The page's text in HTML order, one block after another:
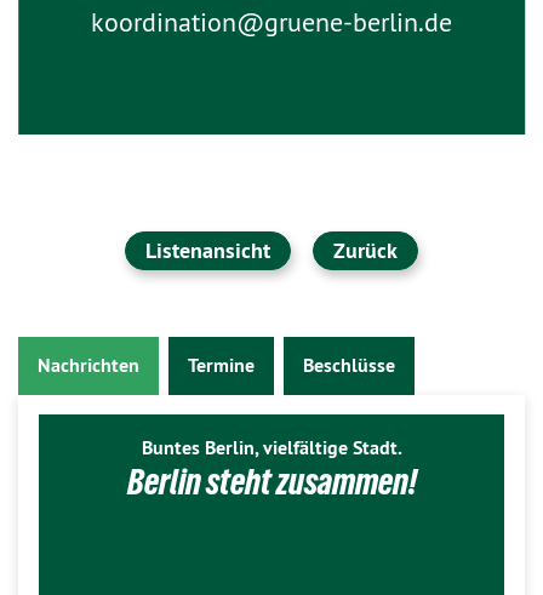
koordination@gruene-berlin.de
Listenansicht Zurück
Nachrichten Termine Beschlüsse
Buntes Berlin, vielfältige Stadt.
Berlin steht zusammen!